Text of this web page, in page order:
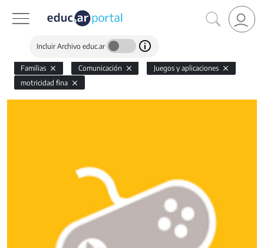
Incluir Archivo educ.ar
Familias Comunicación
Juegos y aplicaciones
motricidad fina